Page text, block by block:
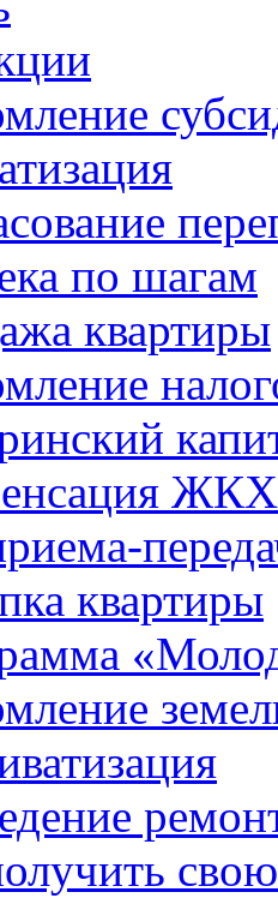
по шагам
квартиры
ЖКХ
квартиры